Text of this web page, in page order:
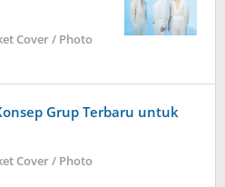
Cover / Photo
Grup Terbaru untuk
Cover / Photo